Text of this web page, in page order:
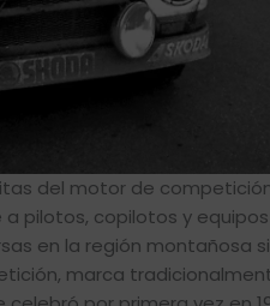
del motor de
a pilotos, copilotos y
en la región montañosa
marca